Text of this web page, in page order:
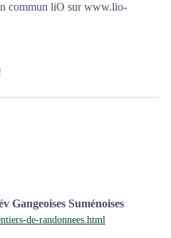
commun liO surwww.lio-
Gangeoises Suménoises
de-randonnees.html